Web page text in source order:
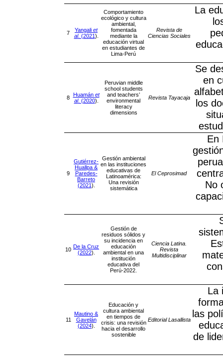
7 Yangali et
al. (2021).
Comportamiento
ecológico y cultura
ambiental,
fomentada
mediante la
educación virtual
en estudiantes de
Lima-Perú
Revista de
Ciencias Sociales
La
8 Huamán et
al. (2020).
Peruvian middle
school students
and teachers’
environmental
literacy
dimensions
Revista Tayacaja
Se
en
los
9
Gutiérrez-
Huallpa &
Paredes-
Barreto
(2021).
Gestión ambiental
en las instituciones
educativas de
Latinoamérica:
Una revisión
sistemática
El Ceprosimad
En
No
10 De la Cruz
(2022).
Gestión de
residuos sólidos y
su incidencia en
educación
ambiental en una
institución
educativa del
Perú-2022.
Ciencia Latina.
Revista
Multidisciplinar
11
Mautino &
Gavelán
(2024).
Educación y
cultura ambiental
en tiempos de
crisis: una revisión
hacia el desarrollo
sostenible
Editorial Lasallista
La
las
de